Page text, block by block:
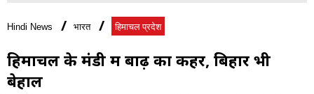
Hindi News भारत हिमाचल प्रदेश
हिमाचल के मंडी में बाढ़ का कहर, बिहार भी
बेहाल